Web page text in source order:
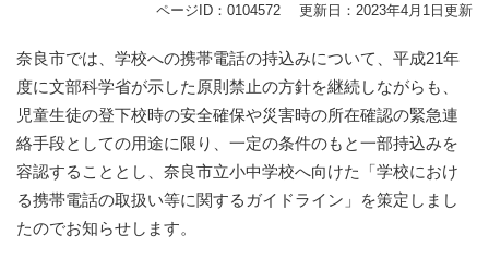
ページID：0104572 更新日：2023年4月1日更新
奈良市では、学校への携帯電話の持込みについて、平成21年
度に文部科学省が示した原則禁止の方針を継続しながらも、
児童生徒の登下校時の安全確保や災害時の所在確認の緊急連
絡手段としての用途に限り、一定の条件のもと一部持込みを
容認することとし、奈良市立小中学校へ向けた「学校におけ
る携帯電話の取扱い等に関するガイドライン」を策定しまし
たのでお知らせします。